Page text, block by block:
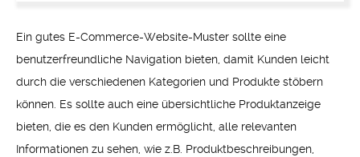
Ein gutes E-Commerce-Website-Muster sollte eine
benutzerfreundliche Navigation bieten, damit Kunden leicht
durch die verschiedenen Kategorien und Produkte stöbern
können. Es sollte auch eine übersichtliche Produktanzeige
bieten, die es den Kunden ermöglicht, alle relevanten
Informationen zu sehen, wie z.B. Produktbeschreibungen,